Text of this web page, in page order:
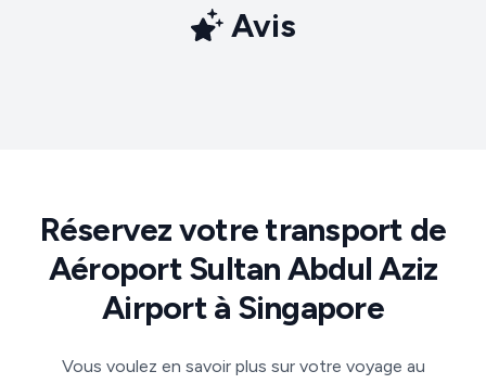
Avis
Réservez votre transport de
Aéroport Sultan Abdul Aziz
Airport à Singapore
Vous voulez en savoir plus sur votre voyage au